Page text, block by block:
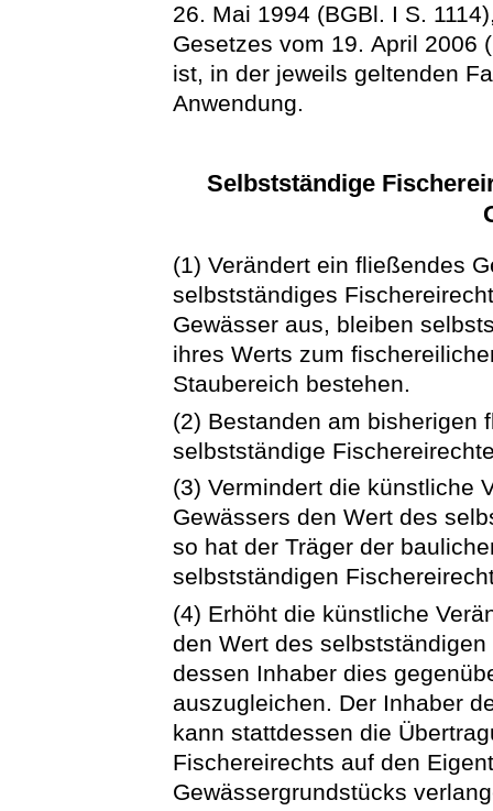
26. Mai 1994 (BGBl. I S.
Gesetzes vom 19. April 2006
ist, in der jeweils geltenden
Anwendung.
Selbstständige
(1) Verändert ein fließendes
selbstständiges
Gewässer aus, bleiben
ihres Werts zum
Staubereich bestehen.
(2) Bestanden am bisherigen
selbstständige
(3) Vermindert die künstliche
Gewässers den Wert des
so hat der Träger der
selbstständigen
(4) Erhöht die künstliche
den Wert des
dessen Inhaber dies
auszugleichen. Der Inhaber
kann stattdessen die
Fischereirechts auf den
Gewässergrundstücks